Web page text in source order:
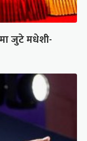
जुटे मधेशी-